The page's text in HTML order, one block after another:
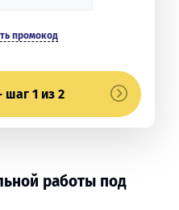
промокод
шаг 1 из 2
работы под